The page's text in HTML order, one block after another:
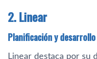
2. Linear
Planificación y
Linear destaca por su